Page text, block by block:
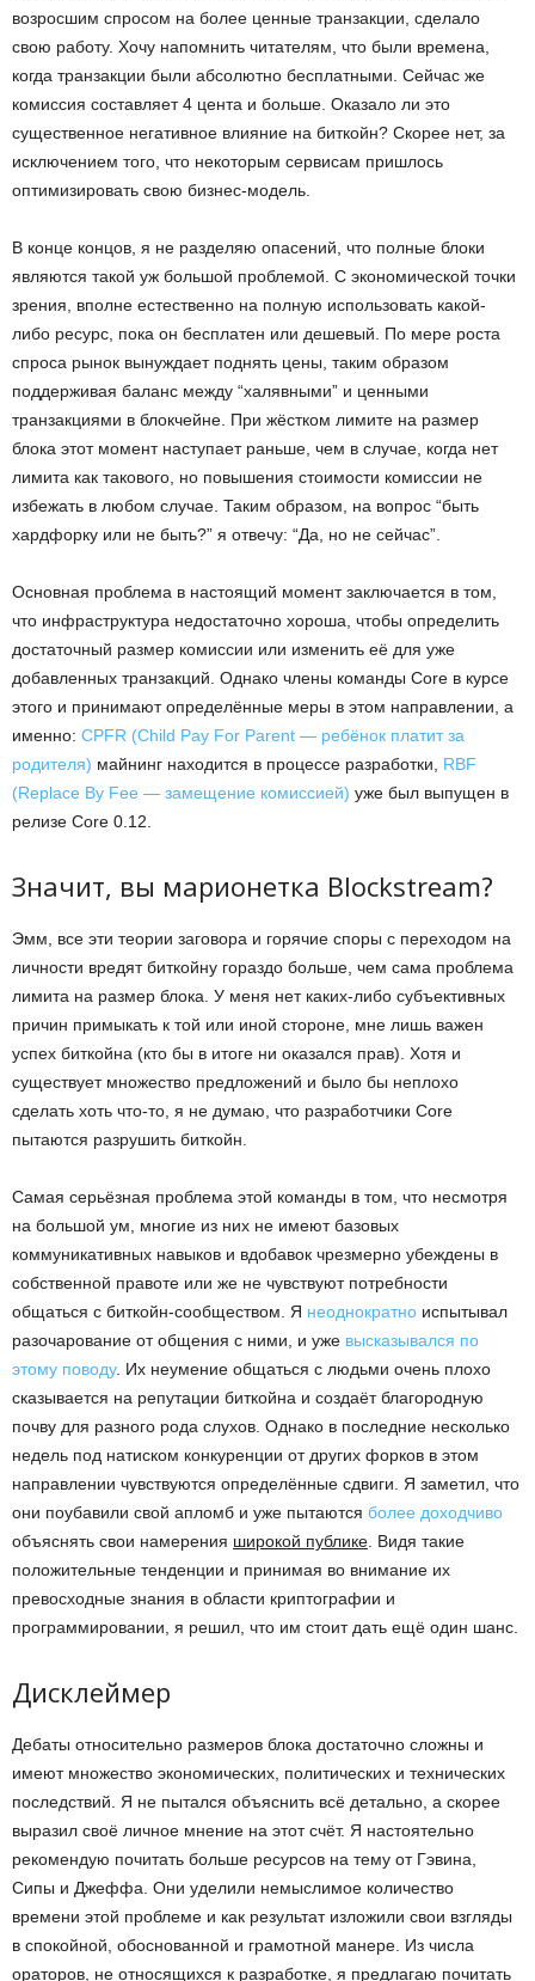
возросшим спросом на более ценные транзакции, сделало
свою работу. Хочу напомнить читателям, что были времена,
когда транзакции были абсолютно бесплатными. Сейчас же
комиссия составляет 4 цента и больше. Оказало ли это
существенное негативное влияние на биткойн? Скорее нет, за
исключением того, что некоторым сервисам пришлось
оптимизировать свою бизнес-модель.
В конце концов, я не разделяю опасений, что полные блоки
являются такой уж большой проблемой. С экономической точки
зрения, вполне естественно на полную использовать какой-
либо ресурс, пока он бесплатен или дешевый. По мере роста
спроса рынок вынуждает поднять цены, таким образом
поддерживая баланс между “халявными” и ценными
транзакциями в блокчейне. При жёстком лимите на размер
блока этот момент наступает раньше, чем в случае, когда нет
лимита как такового, но повышения стоимости комиссии не
избежать в любом случае. Таким образом, на вопрос “быть
хардфорку или не быть?” я отвечу: “Да, но не сейчас”.
Основная проблема в настоящий момент заключается в том,
что инфраструктура недостаточно хороша, чтобы определить
достаточный размер комиссии или изменить её для уже
добавленных транзакций. Однако члены команды Core в курсе
этого и принимают определённые меры в этом направлении, а
именно: CPFR (Child Pay For Parent — ребёнок платит за
родителя) майнинг находится в процессе разработки,
RBF
(Replace By Fee — замещение комиссией) уже был выпущен в
релизе Core 0.12.
Значит, вы марионетка Blockstream?
Эмм, все эти теории заговора и горячие споры с переходом на
личности вредят биткойну гораздо больше, чем сама проблема
лимита на размер блока. У меня нет каких-либо субъективных
причин примыкать к той или иной стороне, мне лишь важен
успех биткойна (кто бы в итоге ни оказался прав). Хотя и
существует множество предложений и было бы неплохо
сделать хоть что-то, я не думаю, что разработчики Core
пытаются разрушить биткойн.
Самая серьёзная проблема этой команды в том, что несмотря
на большой ум, многие из них не имеют базовых
коммуникативных навыков и вдобавок чрезмерно убеждены в
собственной правоте или же не чувствуют потребности
общаться с биткойн-сообществом. Я неоднократно испытывал
разочарование от общения с ними, и уже высказывался по
этому поводу. Их неумение общаться с людьми очень плохо
сказывается на репутации биткойна и создаёт благородную
почву для разного рода слухов. Однако в последние несколько
недель под натиском конкуренции от других форков в этом
направлении чувствуются определённые сдвиги. Я заметил, что
они поубавили свой апломб и уже пытаются более доходчиво
объяснять свои намерения широкой публике . Видя такие
положительные тенденции и принимая во внимание их
превосходные знания в области криптографии и
программировании, я решил, что им стоит дать ещё один шанс.
Дисклеймер
Дебаты относительно размеров блока достаточно сложны и
имеют множество экономических, политических и технических
последствий. Я не пытался объяснить всё детально, а скорее
выразил своё личное мнение на этот счёт. Я настоятельно
рекомендую почитать больше ресурсов на тему от Гэвина,
Сипы и Джеффа. Они уделили немыслимое количество
времени этой проблеме и как результат изложили свои взгляды
в спокойной, обоснованной и грамотной манере. Из числа
ораторов, не относящихся к разработке, я предлагаю почитать